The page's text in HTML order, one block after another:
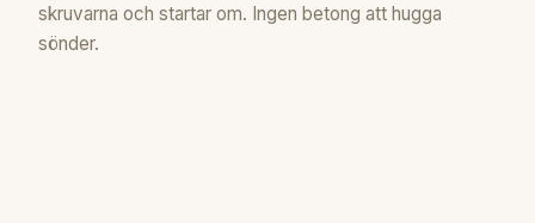
skruvarna och startar om. Ingen betong att hugga
sönder.